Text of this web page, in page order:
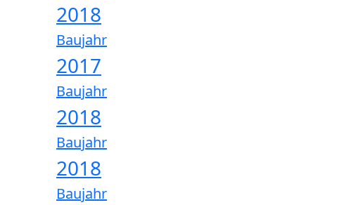
2018
Baujahr
2017
Baujahr
2018
Baujahr
2018
Baujahr